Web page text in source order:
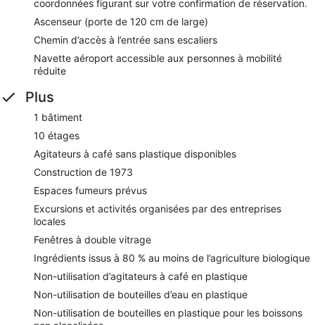
coordonnées figurant sur votre confirmation de réservation.
Ascenseur (porte de 120 cm de large)
Chemin d’accès à l’entrée sans escaliers
Navette aéroport accessible aux personnes à mobilité
réduite
Plus
1 bâtiment
10 étages
Agitateurs à café sans plastique disponibles
Construction de 1973
Espaces fumeurs prévus
Excursions et activités organisées par des entreprises
locales
Fenêtres à double vitrage
Ingrédients issus à 80 % au moins de l’agriculture biologique
Non-utilisation d’agitateurs à café en plastique
Non-utilisation de bouteilles d’eau en plastique
Non-utilisation de bouteilles en plastique pour les boissons